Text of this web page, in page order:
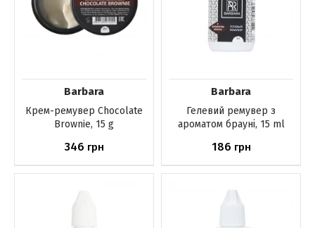
Barbara
Крем-ремувер Chocolate
Brownie, 15 g
346 грн
Barbara
Гелевий ремувер з
ароматом брауні, 15 ml
186 грн